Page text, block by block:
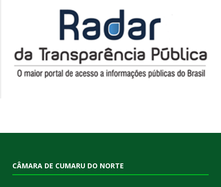
CÂMARA DE CUMARU DO NORTE